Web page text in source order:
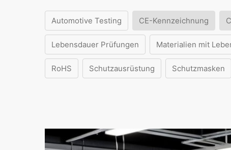
Automotive Testing CE-Kennzeichnung
Lebensdauer Prüfungen Materialien mit
RoHS Schutzausrüstung Schutzmasken